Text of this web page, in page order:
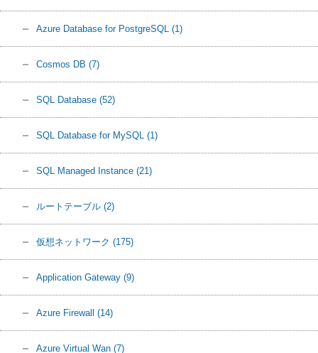
Azure Database for PostgreSQL (1)
Cosmos DB (7)
SQL Database (52)
SQL Database for MySQL (1)
SQL Managed Instance (21)
ルートテーブル (2)
仮想ネットワーク (175)
Application Gateway (9)
Azure Firewall (14)
Azure Virtual Wan (7)